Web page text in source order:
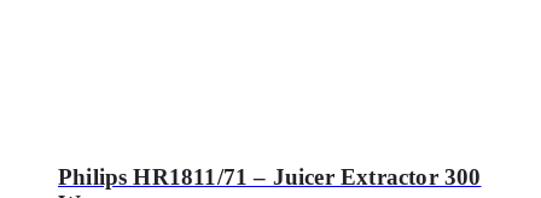
Philips HR1811/71 – Juicer Extractor 300